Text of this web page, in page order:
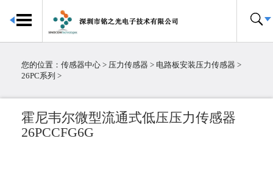
首页
倾角传感器
陀螺仪传感器
您的位置： 传感器中心 > 压力传感器 > 电路板安装压力传感器 >
26PC系列 >
霍尼韦尔微型流通式低压压力传感器
26PCCFG6G